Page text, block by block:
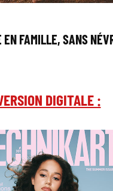
EN FAMILLE, SANS
DIGITALE :